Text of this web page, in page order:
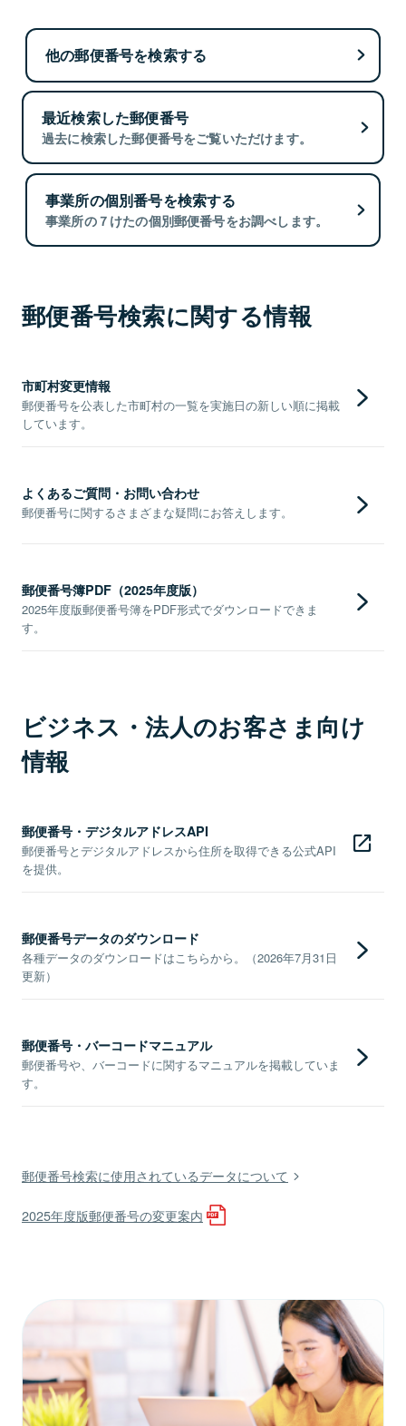
他の郵便番号を検索する
最近検索した郵便番号
過去に検索した郵便番号をご覧いただけます。
事業所の個別番号を検索する
事業所の７けたの個別郵便番号をお調べします。
郵便番号検索に関する情報
市町村変更情報
郵便番号を公表した市町村の一覧を実施日の新しい順に掲載
しています。
よくあるご質問・お問い合わせ
郵便番号に関するさまざまな疑問にお答えします。
郵便番号簿PDF（2025年度版）
2025年度版郵便番号簿をPDF形式でダウンロードできま
す。
ビジネス・法人のお客さま向け
情報
郵便番号・デジタルアドレスAPI
郵便番号とデジタルアドレスから住所を取得できる公式API
を提供。
郵便番号データのダウンロード
各種データのダウンロードはこちらから。（2026年7月31日
更新）
郵便番号・バーコードマニュアル
郵便番号や、バーコードに関するマニュアルを掲載していま
す。
郵便番号検索に使用されているデータについて
2025年度版郵便番号の変更案内